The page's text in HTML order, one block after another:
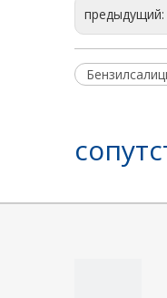
предыдущий: